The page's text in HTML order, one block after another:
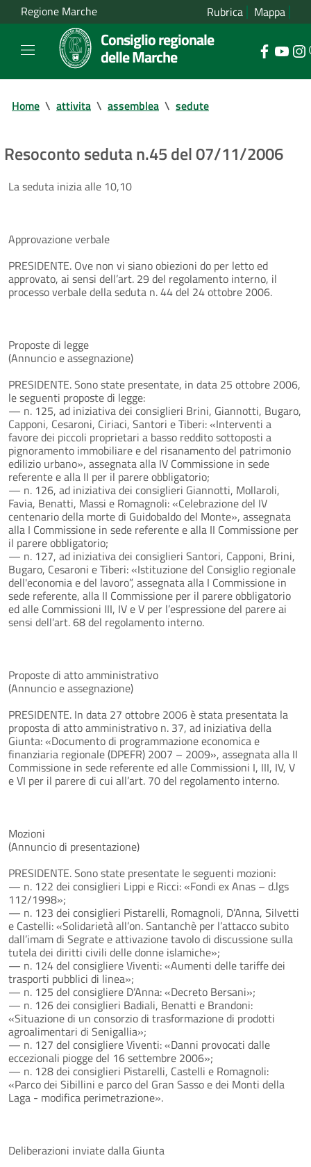
Regione Marche Rubrica Mappa
Consiglio regionale
delle Marche
Home \ attivita \ assemblea \ sedute
Resoconto seduta n.45 del 07/11/2006
La seduta inizia alle 10,10
Approvazione verbale
PRESIDENTE. Ove non vi siano obiezioni do per letto ed
approvato, ai sensi dell’art. 29 del regolamento interno, il
processo verbale della seduta n. 44 del 24 ottobre 2006.
Proposte di legge
(Annuncio e assegnazione)
PRESIDENTE. Sono state presentate, in data 25 ottobre 2006,
le seguenti proposte di legge:
— n. 125, ad iniziativa dei consiglieri Brini, Giannotti, Bugaro,
Capponi, Cesaroni, Ciriaci, Santori e Tiberi: «Interventi a
favore dei piccoli proprietari a basso reddito sottoposti a
pignoramento immobiliare e del risanamento del patrimonio
edilizio urbano», assegnata alla IV Commissione in sede
referente e alla II per il parere obbligatorio;
— n. 126, ad iniziativa dei consiglieri Giannotti, Mollaroli,
Favia, Benatti, Massi e Romagnoli: «Celebrazione del IV
centenario della morte di Guidobaldo del Monte», assegnata
alla I Commissione in sede referente e alla II Commissione per
il parere obbligatorio;
— n. 127, ad iniziativa dei consiglieri Santori, Capponi, Brini,
Bugaro, Cesaroni e Tiberi: «Istituzione del Consiglio regionale
dell'economia e del lavoro”, assegnata alla I Commissione in
sede referente, alla II Commissione per il parere obbligatorio
ed alle Commissioni III, IV e V per l’espressione del parere ai
sensi dell’art. 68 del regolamento interno.
Proposte di atto amministrativo
(Annuncio e assegnazione)
PRESIDENTE. In data 27 ottobre 2006 è stata presentata la
proposta di atto amministrativo n. 37, ad iniziativa della
Giunta: «Documento di programmazione economica e
finanziaria regionale (DPEFR) 2007 – 2009», assegnata alla II
Commissione in sede referente ed alle Commissioni I, III, IV, V
e VI per il parere di cui all’art. 70 del regolamento interno.
Mozioni
(Annuncio di presentazione)
PRESIDENTE. Sono state presentate le seguenti mozioni:
— n. 122 dei consiglieri Lippi e Ricci: «Fondi ex Anas – d.lgs
112/1998»;
— n. 123 dei consiglieri Pistarelli, Romagnoli, D’Anna, Silvetti
e Castelli: «Solidarietà all’on. Santanchè per l’attacco subito
dall’imam di Segrate e attivazione tavolo di discussione sulla
tutela dei diritti civili delle donne islamiche»;
— n. 124 del consigliere Viventi: «Aumenti delle tariffe dei
trasporti pubblici di linea»;
— n. 125 del consigliere D’Anna: «Decreto Bersani»;
— n. 126 dei consiglieri Badiali, Benatti e Brandoni:
«Situazione di un consorzio di trasformazione di prodotti
agroalimentari di Senigallia»;
— n. 127 del consigliere Viventi: «Danni provocati dalle
eccezionali piogge del 16 settembre 2006»;
— n. 128 dei consiglieri Pistarelli, Castelli e Romagnoli:
«Parco dei Sibillini e parco del Gran Sasso e dei Monti della
Laga - modifica perimetrazione».
Deliberazioni inviate dalla Giunta